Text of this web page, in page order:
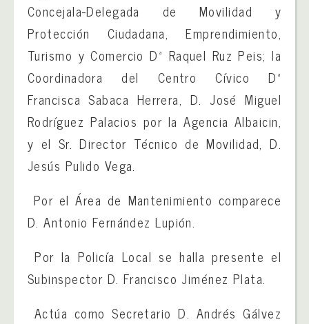
Concejala-Delegada de Movilidad y
Protección Ciudadana, Emprendimiento,
Turismo y Comercio Dª Raquel Ruz Peis; la
Coordinadora del Centro Cívico Dª
Francisca Sabaca Herrera, D. José Miguel
Rodríguez Palacios por la Agencia Albaicin,
y el Sr. Director Técnico de Movilidad, D.
Jesús Pulido Vega.
Por el Área de Mantenimiento comparece
D. Antonio Fernández Lupión.
Por la Policía Local se halla presente el
Subinspector D. Francisco Jiménez Plata.
Actúa como Secretario D. Andrés Gálvez